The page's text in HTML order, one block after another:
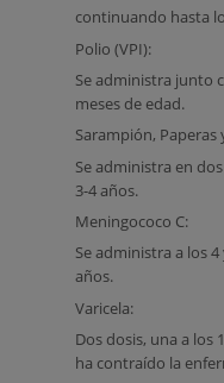
continuando hasta
Polio (VPI):
Se administra junto
meses de edad.
Sarampión, Paperas
Se administra en
3-4 años.
Meningococo C:
Se administra a los
años.
Varicela:
Dos dosis, una a los
ha contraído la